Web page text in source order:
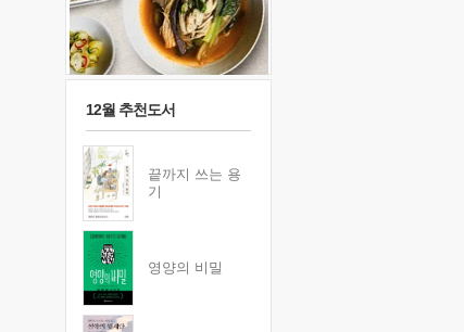
12월 추천도서
끝까지 쓰는 용
기
영양의 비밀